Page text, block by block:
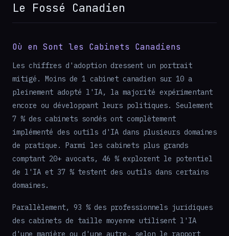
Le Fossé Canadien
Où en Sont les Cabinets Canadiens
Les chiffres d'adoption dressent un portrait
mitigé. Moins de 1 cabinet canadien sur 10 a
pleinement adopté l'IA, la majorité expérimentant
encore ou développant leurs politiques. Seulement
7 % des cabinets sondés ont complètement
implémenté des outils d'IA dans plusieurs domaines
de pratique. Parmi les cabinets plus grands
comptant 20+ avocats, 46 % explorent le potentiel
de l'IA et 37 % testent des outils dans certains
domaines.
Parallèlement, 93 % des professionnels juridiques
des cabinets de taille moyenne utilisent l'IA
d'une manière ou d'une autre, selon le rapport